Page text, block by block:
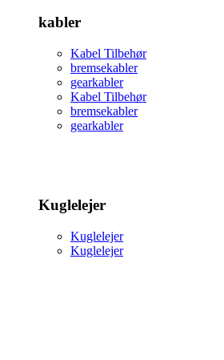
kabler
Kabel Tilbehør
bremsekabler
gearkabler
Kabel Tilbehør
bremsekabler
gearkabler
Kuglelejer
Kuglelejer
Kuglelejer